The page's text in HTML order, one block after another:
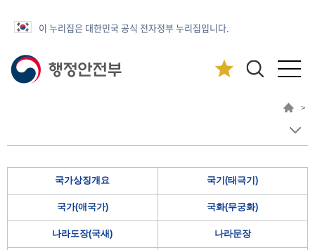
이 누리집은 대한민국 공식 전자정부 누리집입니다.
>
국가상징개요 국기(태극기)
국가(애국가) 국화(무궁화)
나라도장(국새) 나라문장